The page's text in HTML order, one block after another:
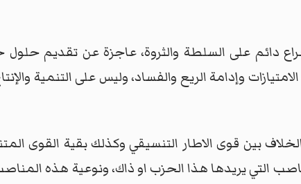
دائم على السلطة والثروة، عاجزة عن تقديم حلول
وإدامة الريع والفساد، وليس على التنمية
بين قوى الاطار التنسيقي وكذلك بقية القوى
يريدها هذا الحزب او ذاك، ونوعية هذه المناصب